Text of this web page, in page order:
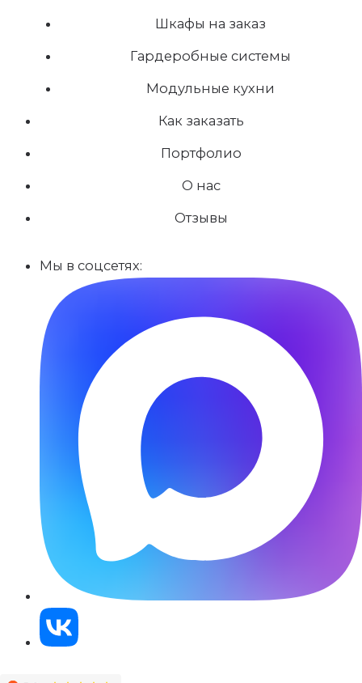
Шкафы на заказ
Гардеробные системы
Модульные кухни
Как заказать
Портфолио
О нас
Отзывы
Мы в соцсетях: